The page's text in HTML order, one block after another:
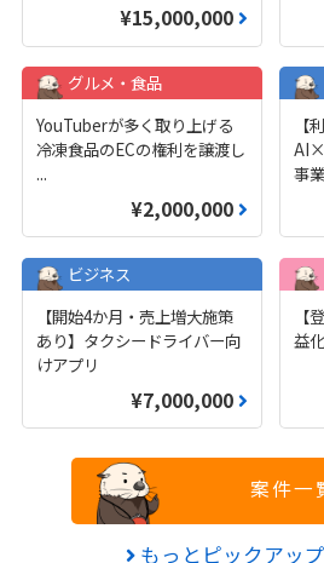
¥15,000,000
グルメ・食品
YouTuberが多く取り上げる
冷凍食品のECの権利を譲渡し
...
¥2,000,000
【
事
ビジネス
【開始4か月・売上増大施策
あり】タクシードライバー向
けアプリ
¥7,000,000
【
益
案件一
もっとピックアッ